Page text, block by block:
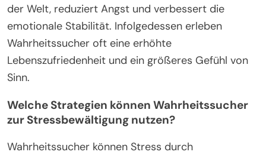
der Welt, reduziert Angst und verbessert die
emotionale Stabilität. Infolgedessen erleben
Wahrheitssucher oft eine erhöhte
Lebenszufriedenheit und ein größeres Gefühl von
Sinn.
Welche Strategien können Wahrheitssucher
zur Stressbewältigung nutzen?
Wahrheitssucher können Stress durch